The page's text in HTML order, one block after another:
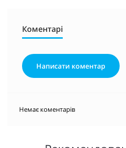
Коментарі
Написати коментар
Немає коментарів